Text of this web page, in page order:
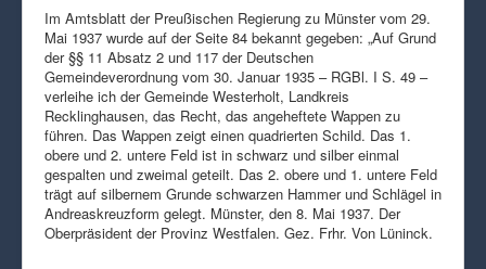
Im Amtsblatt der Preußischen Regierung zu Münster vom 29.
Mai 1937 wurde auf der Seite 84 bekannt gegeben: „Auf Grund
der §§ 11 Absatz 2 und 117 der Deutschen
Gemeindeverordnung vom 30. Januar 1935 – RGBl. I S. 49 –
verleihe ich der Gemeinde Westerholt, Landkreis
Recklinghausen, das Recht, das angeheftete Wappen zu
führen. Das Wappen zeigt einen quadrierten Schild. Das 1.
obere und 2. untere Feld ist in schwarz und silber einmal
gespalten und zweimal geteilt. Das 2. obere und 1. untere Feld
trägt auf silbernem Grunde schwarzen Hammer und Schlägel in
Andreaskreuzform gelegt. Münster, den 8. Mai 1937. Der
Oberpräsident der Provinz Westfalen. Gez. Frhr. Von Lüninck.